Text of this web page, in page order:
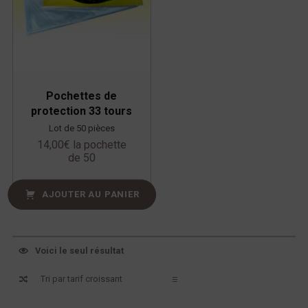
Pochettes de
protection 33 tours
Lot de 50 pièces
14,00€ la pochette
de 50
AJOUTER AU PANIER
Voici le seul résultat